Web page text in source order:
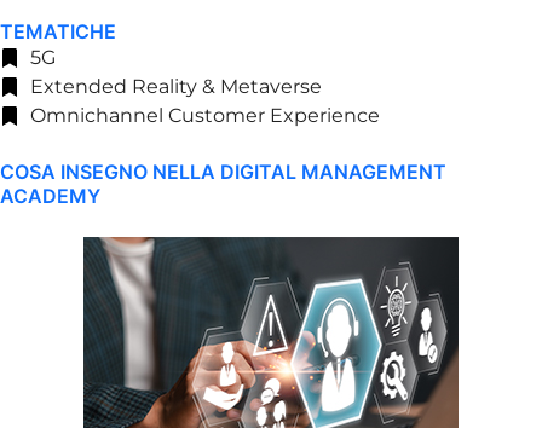
TEMATICHE
5G
Extended Reality & Metaverse
Omnichannel Customer Experience
COSA INSEGNO NELLA DIGITAL MANAGEMENT
ACADEMY